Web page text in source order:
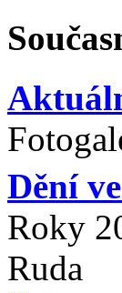
Dění
Roky
Ruda